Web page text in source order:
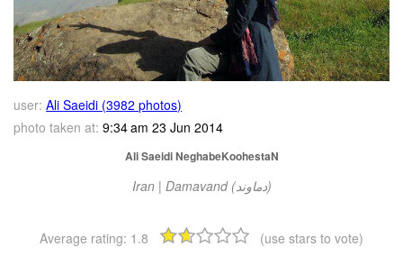
user: Ali Saeidi (3982 photos)
photo taken at: 9:34 am 23 Jun 2014
Ali Saeidi NeghabeKoohestaN
Iran | Damavand (دماوند)
Average rating: 1.8 (use stars to vote)